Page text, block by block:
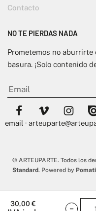
30,00 €
Contacto
NO TE PIERDAS NADA
Prometemos no aburrirte
basura. ¡Solo contenido
email ·
© ARTEUPARTE. Todos los
Standard. Powered by